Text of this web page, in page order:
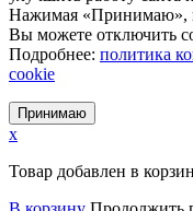
Нажимая «Принимаю»,
Вы можете отключить
Подробнее: политика
cookie
Принимаю
x
Товар добавлен в